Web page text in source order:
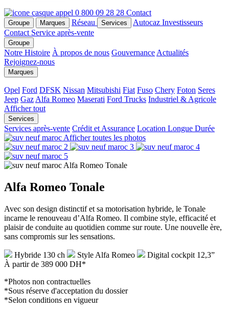
0 800 09 28 28 Contact
Groupe Marques Réseau Services Autocaz Investisseurs
Contact Service après-vente
Groupe
Notre Histoire À propos de nous Gouvernance Actualités
Rejoignez-nous
Marques
Opel Ford DFSK Nissan Mitsubishi Fiat Fuso Chery Foton Seres
Jeep Gaz Alfa Romeo Maserati Ford Trucks Industriel & Agricole
Afficher tout
Services
Services après-vente Crédit et Assurance Location Longue Durée
Afficher toutes les photos
Alfa Romeo Tonale
Avec son design distinctif et sa motorisation hybride, le Tonale
incarne le renouveau d’Alfa Romeo. Il combine style, efficacité et
plaisir de conduite au quotidien comme sur route. Une nouvelle ère,
sans compromis sur les sensations.
Hybride 130 ch Style Alfa Romeo
Digital cockpit 12,3”
À partir de 389 000 DH*
*Photos non contractuelles
*Sous réserve d'acceptation du dossier
*Selon conditions en vigueur